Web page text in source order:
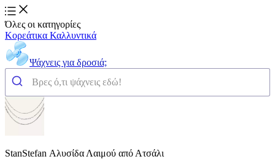
Όλες οι κατηγορίες
Κορεάτικα Καλλυντικά
Ψάχνεις για δροσιά;
StanStefan Αλυσίδα Λαιμού από Ατσάλι